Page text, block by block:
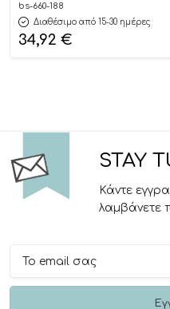
bs-660-188
Διαθέσιμο από 15-30 ημέρες
34,92 €
STAY
Κάντε
λαμβάνετε